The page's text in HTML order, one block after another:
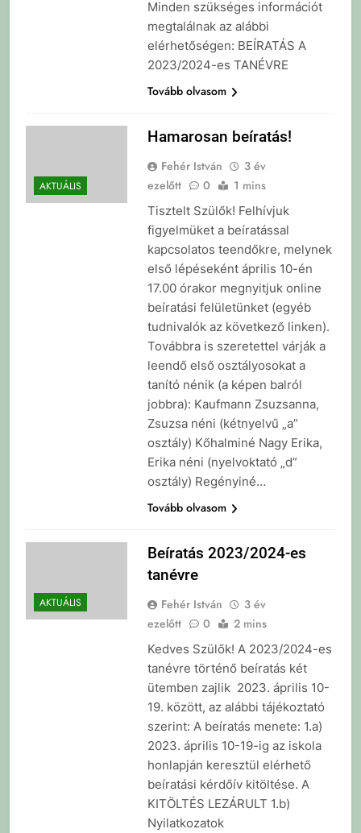
Minden szükséges információt
megtalálnak az alábbi
elérhetőségen: BEÍRATÁS A
2023/2024-es TANÉVRE
Tovább olvasom
AKTUÁLIS
Hamarosan beíratás!
Fehér István
3 év
ezelőtt
0 1 mins
Tisztelt Szülők! Felhívjuk
figyelmüket a beíratással
kapcsolatos teendőkre, melynek
első lépéseként április 10-én
17.00 órakor megnyitjuk online
beíratási felületünket (egyéb
tudnivalók az következő linken).
Továbbra is szeretettel várják a
leendő első osztályosokat a
tanító nénik (a képen balról
jobbra): Kaufmann Zsuzsanna,
Zsuzsa néni (kétnyelvű „a”
osztály) Kőhalminé Nagy Erika,
Erika néni (nyelvoktató „d”
osztály) Regényiné…
Tovább olvasom
AKTUÁLIS
Beíratás 2023/2024-es
tanévre
Fehér István
3 év
ezelőtt
0 2 mins
Kedves Szülők! A 2023/2024-es
tanévre történő beíratás két
ütemben zajlik 2023. április 10-
19. között, az alábbi tájékoztató
szerint: A beíratás menete: 1.a)
2023. április 10-19-ig az iskola
honlapján keresztül elérhető
beíratási kérdőív kitöltése. A
KITÖLTÉS LEZÁRULT 1.b)
Nyilatkozatok